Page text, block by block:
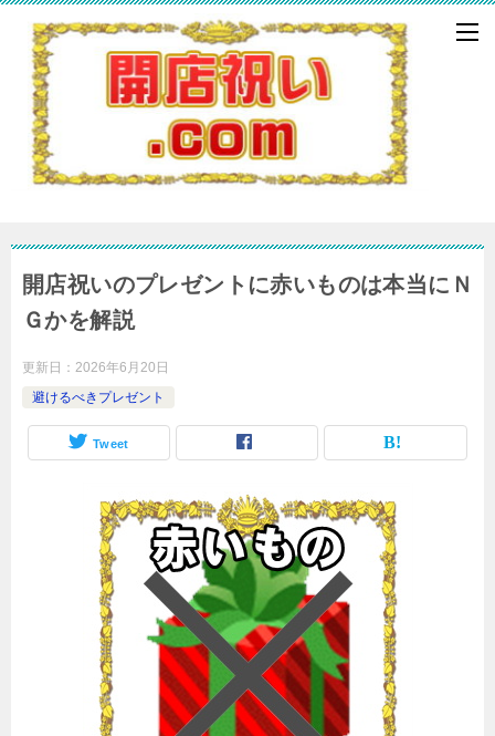
開店祝いのプレゼントに赤いものは本当にＮ
Ｇかを解説
更新日： 2026年6月20日
避けるべきプレゼント
Tweet